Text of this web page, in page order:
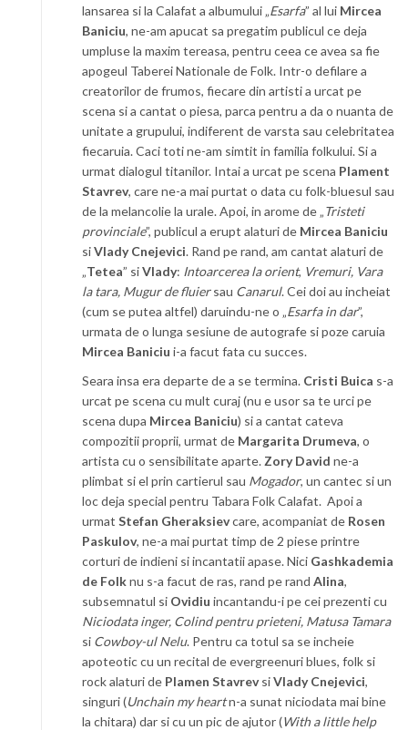
lansarea si la Calafat a albumului „Esarfa” al lui Mircea
Baniciu, ne-am apucat sa pregatim publicul ce deja
umpluse la maxim tereasa, pentru ceea ce avea sa fie
apogeul Taberei Nationale de Folk. Intr-o defilare a
creatorilor de frumos, fiecare din artisti a urcat pe
scena si a cantat o piesa, parca pentru a da o nuanta de
unitate a grupului, indiferent de varsta sau celebritatea
fiecaruia. Caci toti ne-am simtit in familia folkului. Si a
urmat dialogul titanilor. Intai a urcat pe scena Plament
Stavrev, care ne-a mai purtat o data cu folk-bluesul sau
de la melancolie la urale. Apoi, in arome de „Tristeti
provinciale”, publicul a erupt alaturi de Mircea Baniciu
siVlady Cnejevici. Rand pe rand, am cantat alaturi de
„Tetea” siVlady: Intoarcerea la orient, Vremuri, Vara
la tara, Mugur de fluiersau Canarul. Cei doi au incheiat
(cum se putea altfel) daruindu-ne o „Esarfa in dar”,
urmata de o lunga sesiune de autografe si poze caruia
Mircea Baniciu i-a facut fata cu succes.
Seara insa era departe de a se termina. Cristi Buica s-a
urcat pe scena cu mult curaj (nu e usor sa te urci pe
scena dupa Mircea Baniciu) si a cantat cateva
compozitii proprii, urmat de Margarita Drumeva, o
artista cu o sensibilitate aparte. Zory David ne-a
plimbat si el prin cartierul sau Mogador, un cantec si un
loc deja special pentru Tabara Folk Calafat. Apoi a
urmat Stefan Gheraksievcare, acompaniat de Rosen
Paskulov, ne-a mai purtat timp de 2 piese printre
corturi de indieni si incantatii apase. Nici Gashkademia
de Folknu s-a facut de ras, rand pe rand Alina,
subsemnatul si Ovidiu incantandu-i pe cei prezenti cu
Niciodata inger, Colind pentru prieteni, Matusa Tamara
si Cowboy-ul Nelu. Pentru ca totul sa se incheie
apoteotic cu un recital de evergreenuri blues, folk si
rock alaturi de Plamen StavrevsiVlady Cnejevici,
singuri (Unchain my heartn-a sunat niciodata mai bine
la chitara) dar si cu un pic de ajutor (With a little help